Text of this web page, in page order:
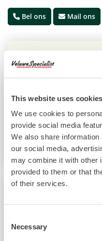
This website uses cookies
We use cookies to
provide social media
We also share
our social media,
may combine it with other
provided to them or that
of their services.
Selection
Necessary
Bel ons Mail ons
Voorbeeld
12:45
Ontvangst
15:30
Instructie in het
15:45
Start klimmen
18:00
Afsluiting
"Wij hebben een